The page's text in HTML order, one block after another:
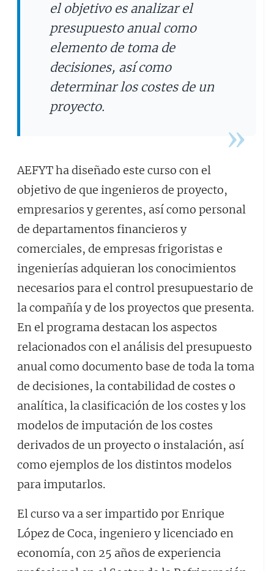
el objetivo es analizar el
presupuesto anual como
elemento de toma de
decisiones, así como
determinar los costes de un
proyecto.
AEFYT ha diseñado este curso con el
objetivo de que ingenieros de proyecto,
empresarios y gerentes, así como personal
de departamentos financieros y
comerciales, de empresas frigoristas e
ingenierías adquieran los conocimientos
necesarios para el control presupuestario de
la compañía y de los proyectos que presenta.
En el programa destacan los aspectos
relacionados con el análisis del presupuesto
anual como documento base de toda la toma
de decisiones, la contabilidad de costes o
analítica, la clasificación de los costes y los
modelos de imputación de los costes
derivados de un proyecto o instalación, así
como ejemplos de los distintos modelos
para imputarlos.
El curso va a ser impartido por Enrique
López de Coca, ingeniero y licenciado en
economía, con 25 años de experiencia